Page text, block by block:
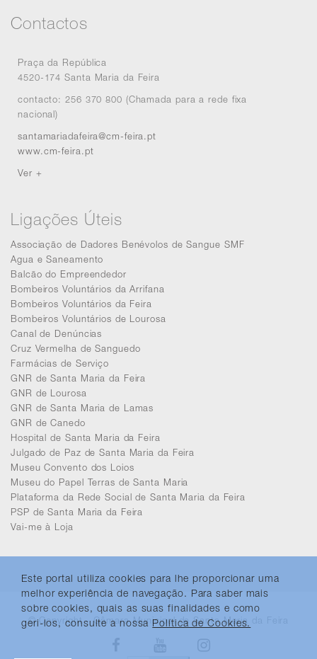
Este portal utiliza cookies para lhe proporcionar uma
melhor experiência de navegação. Para saber mais
sobre cookies, quais as suas finalidades e como
geri-los, consulte a nossa Política de Cookies.
Contactos
Praça da República
4520-174 Santa Maria da Feira
contacto: 256 370 800 (Chamada para a rede fixa
nacional)
santamariadafeira@cm-feira.pt
www.cm-feira.pt
Ver +
Ligações Úteis
Associação de Dadores Benévolos de Sangue SMF
Agua e Saneamento
Balcão do Empreendedor
Bombeiros Voluntários da Arrifana
Bombeiros Voluntários da Feira
Bombeiros Voluntários de Lourosa
Canal de Denúncias
Cruz Vermelha de Sanguedo
Farmácias de Serviço
GNR de Santa Maria da Feira
GNR de Lourosa
GNR de Santa Maria de Lamas
GNR de Canedo
Hospital de Santa Maria da Feira
Julgado de Paz de Santa Maria da Feira
Museu Convento dos Loios
Museu do Papel Terras de Santa Maria
Plataforma da Rede Social de Santa Maria da Feira
PSP de Santa Maria da Feira
Vai-me à Loja
© Copyright - Câmara Municipal de Santa Maria da Feira
FacebookYoutube